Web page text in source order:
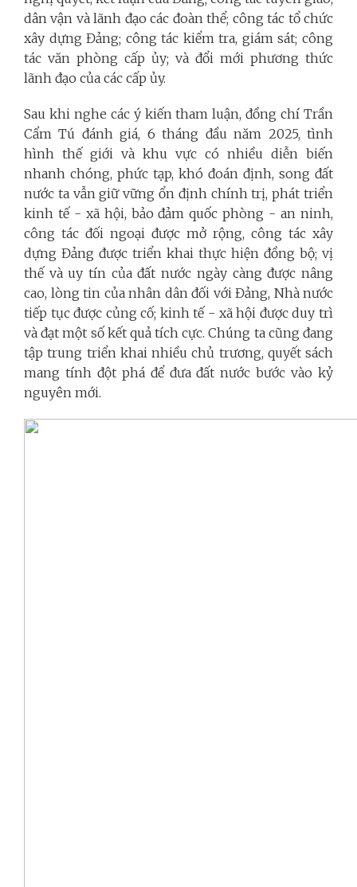
dân vận và lãnh đạo các đoàn thể; công tác tổ chức
xây dựng Đảng; công tác kiểm tra, giám sát; công
tác văn phòng cấp ủy; và đổi mới phương thức
lãnh đạo của các cấp ủy.
Sau khi nghe các ý kiến tham luận, đồng chí Trần
Cẩm Tú đánh giá, 6 tháng đầu năm 2025, tình
hình thế giới và khu vực có nhiều diễn biến
nhanh chóng, phức tạp, khó đoán định, song đất
nước ta vẫn giữ vững ổn định chính trị, phát triển
kinh tế - xã hội, bảo đảm quốc phòng - an ninh,
công tác đối ngoại được mở rộng, công tác xây
dựng Đảng được triển khai thực hiện đồng bộ; vị
thế và uy tín của đất nước ngày càng được nâng
cao, lòng tin của nhân dân đối với Đảng, Nhà nước
tiếp tục được củng cố; kinh tế - xã hội được duy trì
và đạt một số kết quả tích cực. Chúng ta cũng đang
tập trung triển khai nhiều chủ trương, quyết sách
mang tính đột phá để đưa đất nước bước vào kỷ
nguyên mới.